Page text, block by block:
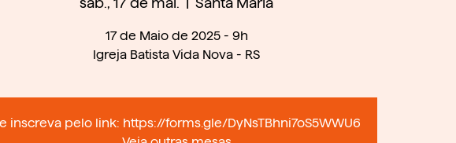
17 de Maio de 2025 - 9h
Igreja Batista Vida Nova - RS
inscreva pelo link: https://forms.gle/DyNsTBhni7oS5WWU6